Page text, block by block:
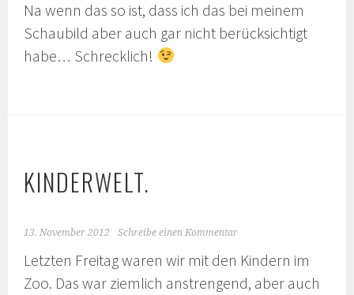
Na wenn das so ist, dass ich das bei meinem
Schaubild aber auch gar nicht berücksichtigt
habe… Schrecklich!
KINDERWELT.
13. November 2012 Schreibe einen Kommentar
Letzten Freitag waren wir mit den Kindern im
Zoo. Das war ziemlich anstrengend, aber auch